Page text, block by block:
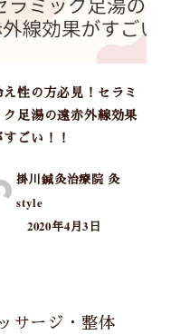
え性の方必見！セラミ
ク足湯の遠赤外線効果
すごい！！
掛川鍼灸治療院 灸
style
2020年4月3日
サージ・整体